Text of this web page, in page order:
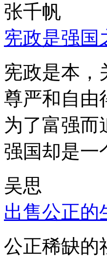
张千帆
宪政是强国
宪政是本，
尊严和自由
为了富强而
强国却是一
吴思
出售公正的
公正稀缺的